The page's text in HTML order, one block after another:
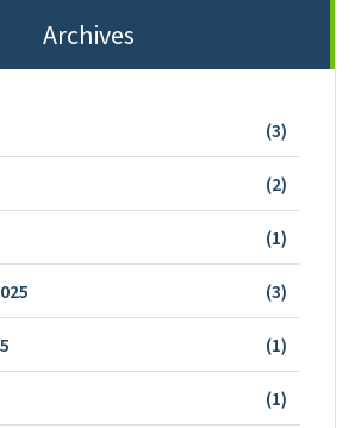
Archives
(3)
(2)
(1)
(3)
(1)
(1)